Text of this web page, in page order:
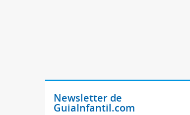
Newsletter de
GuiaInfantil.com